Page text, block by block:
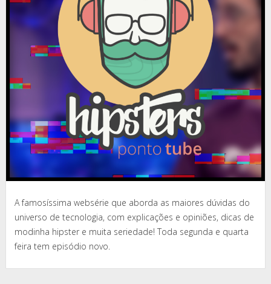
A famosíssima websérie que aborda as maiores dúvidas do
universo de tecnologia, com explicações e opiniões, dicas de
modinha hipster e muita seriedade! Toda segunda e quarta
feira tem episódio novo.